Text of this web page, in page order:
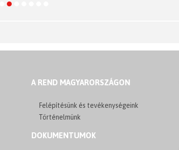
A REND MAGYARORSZÁGON
Felépítésünk és tevékenységeink
Történelmünk
DOKUMENTUMOK